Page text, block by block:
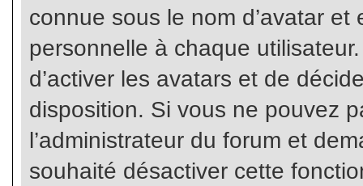
connue sous le nom d’avatar
personnelle à chaque
d’activer les avatars et de
disposition. Si vous ne pouvez
l’administrateur du forum et
souhaité désactiver cette